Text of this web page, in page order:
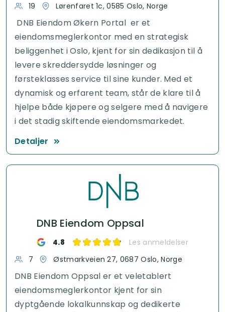
DNB Eiendom Økern Portal er et
eiendomsmeglerkontor med en strategisk
beliggenhet i Oslo, kjent for sin dedikasjon til å
levere skreddersydde løsninger og
førsteklasses service til sine kunder. Med et
dynamisk og erfarent team, står de klare til å
hjelpe både kjøpere og selgere med å navigere
i det stadig skiftende eiendomsmarkedet.
19 Lørenfaret 1c, 0585 Oslo, Norge
Detaljer
DNB Eiendom Oppsal
4.8 Les anmeldelser
DNB Eiendom Oppsal er et veletablert
eiendomsmeglerkontor kjent for sin
dyptgående lokalkunnskap og dedikerte
7 Østmarkveien 27, 0687 Oslo, Norge